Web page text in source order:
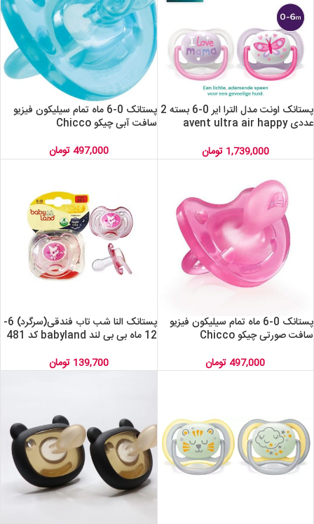
پستانک اونت مدل الترا ایر 0-6 بسته 2
عددی avent ultra air happy
1,739,000 تومان
پستانک 0-6 ماه تمام سیلیکون فیزیو
سافت آبی چیکو Chicco
497,000تومان
پستانک 0-6 ماه تمام سیلیکون فیزیو
سافت صورتی چیکو Chicco
497,000تومان
پستانک النا شب تاب فندقی(سرگرد) 6-
12 ماه بی بی لند babyland کد 481
139,700 تومان